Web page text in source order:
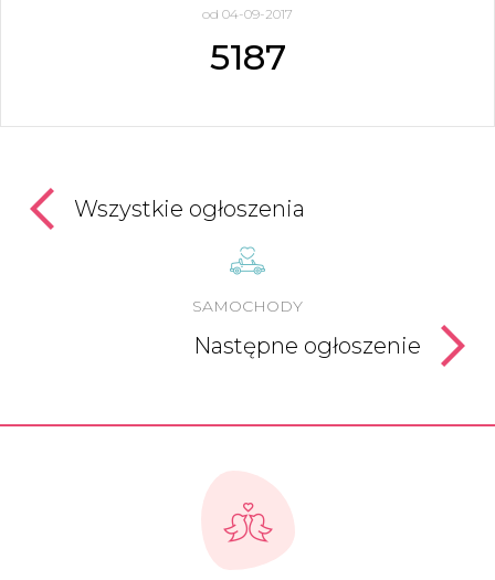
od 04-09-2017
5187
Wszystkie ogłoszenia
SAMOCHODY
Następne ogłoszenie